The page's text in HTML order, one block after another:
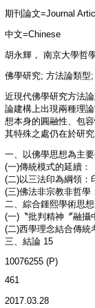
期刊論文=Journal
中文=Chinese
胡永輝， 南京大學哲
佛學研究; 方法論類型
近現代佛學研究方法
論建構上出現兩種理
想本身的圓融性、包
其特殊之處仍在於研
一、以佛學思想為主
(一)傳統模式的延續：
(二)以三法印為綱領：
(三)佛法非宗教非哲學
二、綜合鍾熙學術思
(一)〝批判精神〞融攝
(二)西學理念結合傳統
三、結論 15
10076255 (P)
461
2017.03.28